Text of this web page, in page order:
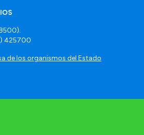
425700
de los organismos del Estado